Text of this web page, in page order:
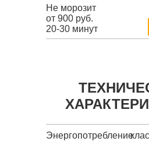
Не морозит
от 900 руб.
20-30 минут
Энергопотребление